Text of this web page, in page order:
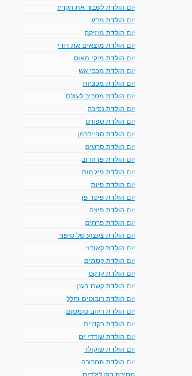
יום הולדת לשבור את הקרח
יום הולדת מדע
יום הולדת מוזיקה
יום הולדת מוצאים את דורי
יום הולדת מיקי מאוס
יום הולדת מכבי אש
יום הולדת מכוניות
יום הולדת מסביב לעולם
יום הולדת נסיכה
יום הולדת ספורט
יום הולדת ספיידרמן
יום הולדת סרטים
יום הולדת פו הדוב
יום הולדת פיג'מות
יום הולדת פיות
יום הולדת פיטר פן
יום הולדת פיצה
יום הולדת פרחים
יום הולדת צעצוע של סיפור
יום הולדת קאובוי
יום הולדת קסמים
יום הולדת קרקס
יום הולדת קשת בענן
יום הולדת רובוטים וחלל
יום הולדת רחוב סומסום
יום הולדת רקדנית
יום הולדת שודדי ים
יום הולדת שוקולד
יום הולדת תחבורה